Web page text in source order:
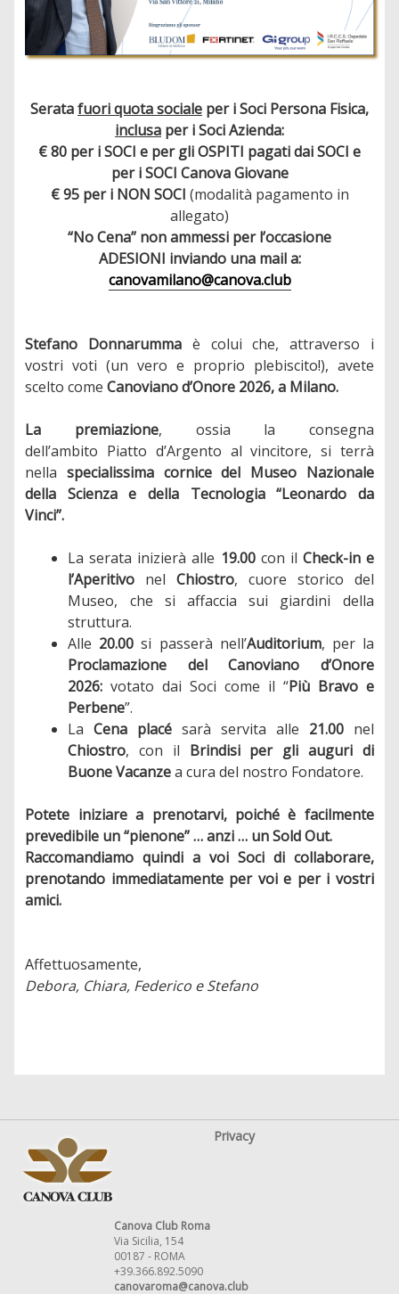
Seratafuori quota sociale per i Soci Persona Fisica,
inclusa per i Soci Azienda:
€ 80 per i SOCI e per gli OSPITI pagati dai SOCI e
per i SOCI Canova Giovane
€ 95 per i NON SOCI (modalità pagamento in
allegato)
“No Cena” non ammessi per l’occasione
ADESIONI inviando una mail a:
canovamilano@canova.club
Stefano Donnarumma è colui che, attraverso i
vostri voti (un vero e proprio plebiscito!), avete
scelto comeCanoviano d’Onore 2026, a Milano.
La premiazione, ossia la consegna
dell’ambito Piatto d’Argento al vincitore, si terrà
nellaspecialissima cornice del Museo Nazionale
della Scienza e della Tecnologia “Leonardo da
Vinci”.
La serata inizierà alle 19.00con il Check-in e
l’Aperitivo nelChiostro, cuore storico del
Museo, che si affaccia sui giardini della
struttura.
Alle 20.00 si passerà nell’Auditorium, per la
Proclamazione del Canoviano d’Onore
2026: votato dai Soci come il “Più Bravo e
Perbene”.
LaCena placésarà servita alle 21.00nel
Chiostro, con il Brindisi per gli auguri di
Buone Vacanzea cura del nostro Fondatore.
Potete iniziare a prenotarvi, poiché è facilmente
prevedibile un “pienone” … anzi … un Sold Out.
Raccomandiamo quindi a voi Soci di collaborare,
prenotando immediatamente per voi e per i vostri
amici.
Affettuosamente,
Debora, Chiara, Federico e Stefano
Privacy
Canova Club Roma
Via Sicilia, 154
00187 - ROMA
+39.366.892.5090
canovaroma@canova.club